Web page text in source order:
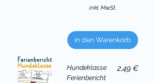
inkl. MwSt.
in den Warenkorb
Hundeklasse
Ferienbericht
Preis
2,49 €